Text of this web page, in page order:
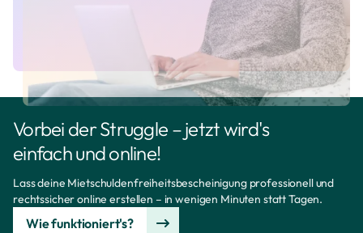
Vorbei der Struggle – jetzt wird's
einfach und online!
Lass deine Mietschuldenfreiheitsbescheinigung professionell und
rechtssicher online erstellen – in wenigen Minuten statt Tagen.
Wie funktioniert's?